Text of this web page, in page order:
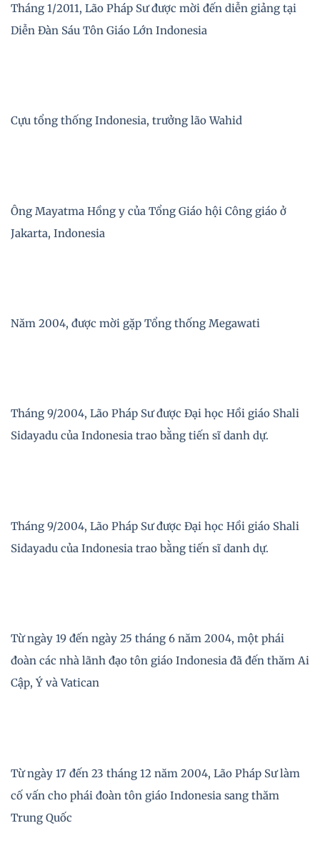
Tháng 1/2011, Lão Pháp Sư được mời đến diễn giảng tại
Diễn Đàn Sáu Tôn Giáo Lớn Indonesia
Cựu tổng thống Indonesia, trưởng lão Wahid
Ông Mayatma Hồng y của Tổng Giáo hội Công giáo ở
Jakarta, Indonesia
Năm 2004, được mời gặp Tổng thống Megawati
Tháng 9/2004, Lão Pháp Sư được Đại học Hồi giáo Shali
Sidayadu của Indonesia trao bằng tiến sĩ danh dự.
Tháng 9/2004, Lão Pháp Sư được Đại học Hồi giáo Shali
Sidayadu của Indonesia trao bằng tiến sĩ danh dự.
Từ ngày 19 đến ngày 25 tháng 6 năm 2004, một phái
đoàn các nhà lãnh đạo tôn giáo Indonesia đã đến thăm Ai
Cập, Ý và Vatican
Từ ngày 17 đến 23 tháng 12 năm 2004, Lão Pháp Sư làm
cố vấn cho phái đoàn tôn giáo Indonesia sang thăm
Trung Quốc